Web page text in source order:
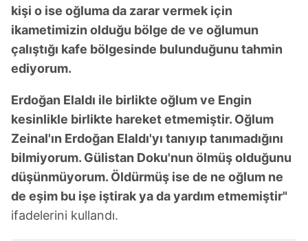
kişi o ise oğluma da zarar vermek için
ikametimizin olduğu bölge de ve oğlumun
çalıştığı kafe bölgesinde bulunduğunu tahmin
ediyorum.
Erdoğan Elaldı ile birlikte oğlum ve Engin
kesinlikle birlikte hareket etmemiştir. Oğlum
Zeinal'ın Erdoğan Elaldı'yı tanıyıp tanımadığını
bilmiyorum. Gülistan Doku'nun ölmüş olduğunu
düşünmüyorum. Öldürmüş ise de ne oğlum ne
de eşim bu işe iştirak ya da yardım etmemiştir"
ifadelerini kullandı.